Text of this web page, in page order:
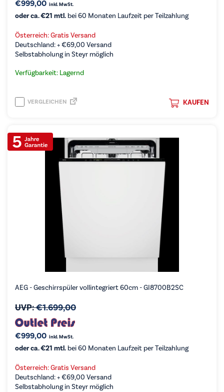
€999,00 inkl. MwSt.
oder ca. €21 mtl. bei 60 Monaten Laufzeit per Teilzahlung
Österreich: Gratis Versand
Deutschland: +€69,00 Versand
Selbstabholung in Steyr möglich
Verfügbarkeit: Lagernd
KAUFEN
VERGLEICHEN
AEG - Geschirrspüler vollintegriert 60cm - GI8700B2SC
UVP:€1.699,00
€999,00 inkl. MwSt.
oder ca. €21 mtl. bei 60 Monaten Laufzeit per Teilzahlung
Österreich: Gratis Versand
Deutschland: +€69,00 Versand
Selbstabholung in Steyr möglich